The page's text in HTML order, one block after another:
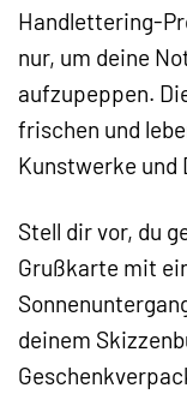
Handlettering-
nur, um deine
aufzupeppen.
frischen und
Kunstwerke und
Stell dir vor, du
Grußkarte mit
deinem